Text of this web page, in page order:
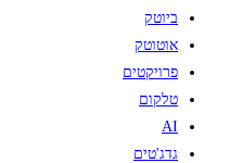
ביוטק
אוטוטק
פרויקטים
טלקום
AI
גדג'טים